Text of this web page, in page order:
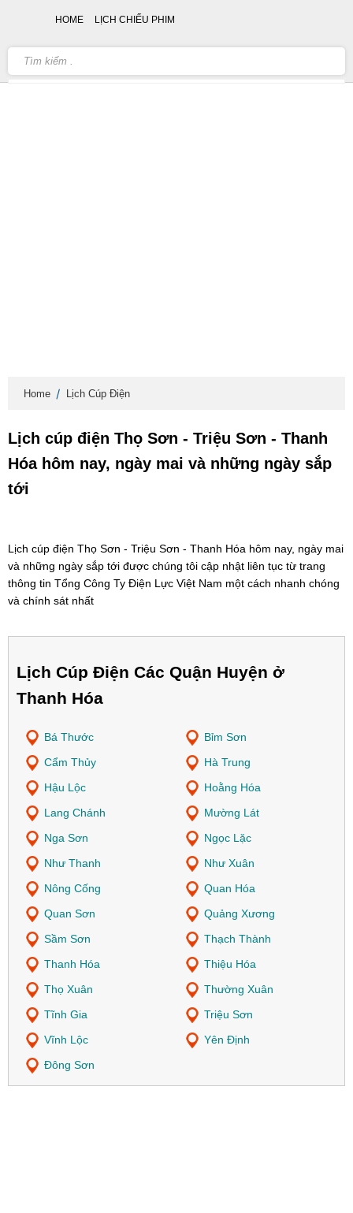
Home Lịch Cúp Điện
Lịch cúp điện Thọ Sơn - Triệu Sơn - Thanh
Hóa hôm nay, ngày mai và những ngày sắp
tới
Lịch cúp điện Thọ Sơn - Triệu Sơn - Thanh Hóa hôm nay, ngày mai
và những ngày sắp tới được chúng tôi cập nhật liên tục từ trang
thông tin Tổng Công Ty Điện Lực Việt Nam một cách nhanh chóng
và chính sát nhất
Lịch Cúp Điện Các Quận Huyện ở
Thanh Hóa
Bá Thước
Bỉm Sơn
Cẩm Thủy
Hà Trung
Hậu Lộc
Hoằng Hóa
Lang Chánh
Mường Lát
Nga Sơn
Ngọc Lặc
Như Thanh
Như Xuân
Nông Cống
Quan Hóa
Quan Sơn
Quảng Xương
Sầm Sơn
Thạch Thành
Thanh Hóa
Thiệu Hóa
Thọ Xuân
Thường Xuân
Tĩnh Gia
Triệu Sơn
Vĩnh Lộc
Yên Định
Đông Sơn
HOME LỊCH CHIẾU PHIM